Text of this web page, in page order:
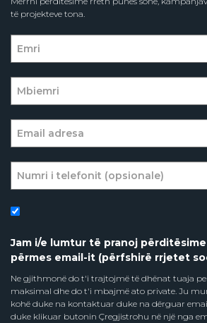
të projekteve tona.
Jam i/e lumtur të pranoj
përmes email-it (përfshirë rrjetet
Ne gjithmonë do t'i trajtojmë të dhënat tuaja
maksimal dhe do t'i mbajmë ato private. Ju
kohë duke na kontaktuar duke na dërguar
duke klikuar butonin Çregjistrohu në një nga